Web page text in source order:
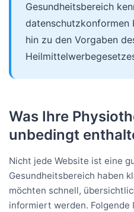
Gesundheitsbereich
datenschutzkonformen
hin zu den Vorgaben
Was Ihre
unbedingt
Nicht jede Website ist eine
Gesundheitsbereich haben
möchten schnell,
informiert werden. Folgende